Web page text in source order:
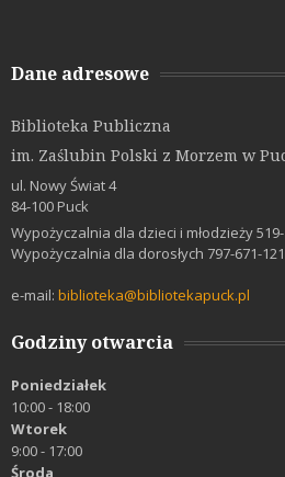
Dane adresowe
Biblioteka Publiczna
im. Zaślubin Polski z Morzem w
ul. Nowy Świat 4
84-100 Puck
Wypożyczalnia dla dzieci i młodzieży
Wypożyczalnia dla dorosłych 797-671-121
e-mail: biblioteka@bibliotekapuck.pl
Godziny otwarcia
Poniedziałek
10:00 - 18:00
Wtorek
9:00 - 17:00
Środa